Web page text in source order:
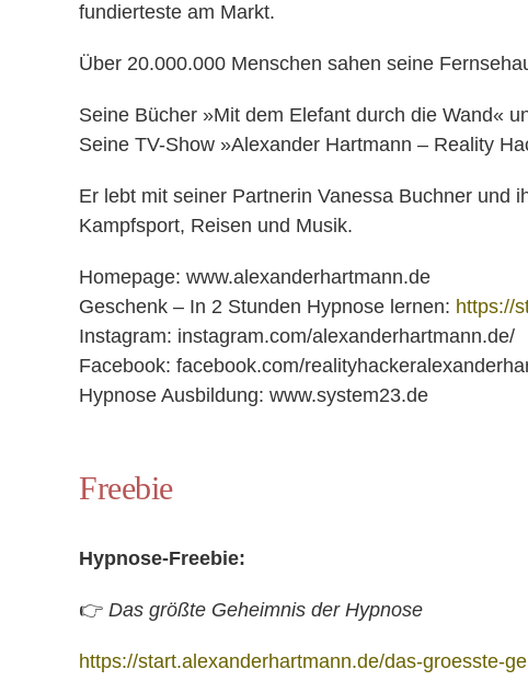
fundierteste am Markt.
Über 20.000.000 Menschen sahen seine
Seine Bücher »Mit dem Elefant durch die Wand«
Seine TV-Show »Alexander Hartmann – Reality
Er lebt mit seiner Partnerin Vanessa Buchner und
Kampfsport, Reisen und Musik.
Homepage: www.alexanderhartmann.de
Geschenk – In 2 Stunden Hypnose lernen: https://
Instagram: instagram.com/alexanderhartmann.de/
Facebook: facebook.com/
Hypnose Ausbildung: www.system23.de
Freebie
Hypnose-Freebie:
👉 Das größte Geheimnis der Hypnose
https://start.alexanderhartmann.de/das-groesste-